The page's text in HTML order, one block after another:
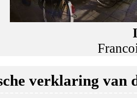
verklaring van